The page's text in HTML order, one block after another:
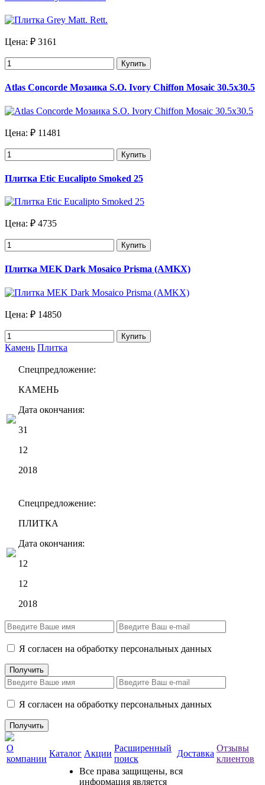
Цена: ₽ 3161
Купить
Atlas Concorde Мозаика S.O. Ivory Chiffon Mosaic 30.5х30.5
Цена: ₽ 11481
Купить
Плитка Etic Eucalipto Smoked 25
Цена: ₽ 4735
Купить
Плитка MEK Dark Mosaico Prisma (AMKX)
Цена: ₽ 14850
Купить
Камень Плитка
Спецпредложение:
КАМЕНЬ
Дата окончания:
31
12
2018
Спецпредложение:
ПЛИТКА
Дата окончания:
12
12
2018
Я согласен на обработку персональных данных
Я согласен на обработку персональных данных
О
компании
Каталог Акции
Расширенный
поиск
Доставка
Отзывы
клиентов
Все права защищены, вся
информация является